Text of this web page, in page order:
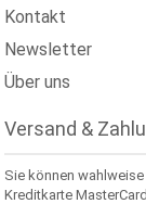
Kontakt
Newsletter
Über uns
Versand &
Sie können wahlweise
Kreditkarte